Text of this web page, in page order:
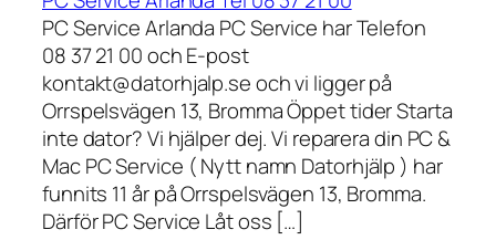
PC Service Arlanda PC Service har Telefon
08 37 21 00 och E-post
kontakt@datorhjalp.se och vi ligger på
Orrspelsvägen 13, Bromma Öppet tider Starta
inte dator? Vi hjälper dej. Vi reparera din PC &
Mac PC Service ( Nytt namn Datorhjälp ) har
funnits 11 år på Orrspelsvägen 13, Bromma.
Därför PC Service Låt oss […]